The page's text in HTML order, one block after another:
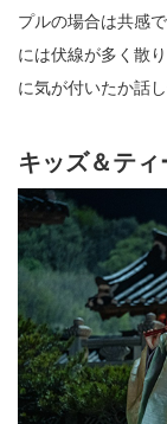
プルの場合は共感
には伏線が多く散
に気が付いたか話
キッズ＆テ